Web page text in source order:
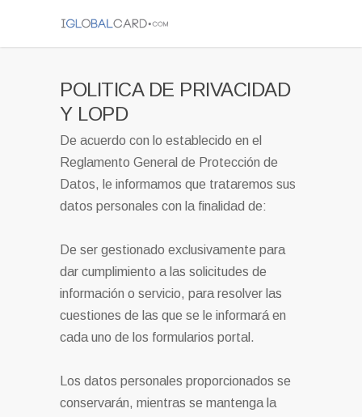
POLITICA DE PRIVACIDAD
Y LOPD
De acuerdo con lo establecido en el
Reglamento General de Protección de
Datos, le informamos que trataremos sus
datos personales con la finalidad de:
De ser gestionado exclusivamente para
dar cumplimiento a las solicitudes de
información o servicio, para resolver las
cuestiones de las que se le informará en
cada uno de los formularios portal.
Los datos personales proporcionados se
conservarán, mientras se mantenga la